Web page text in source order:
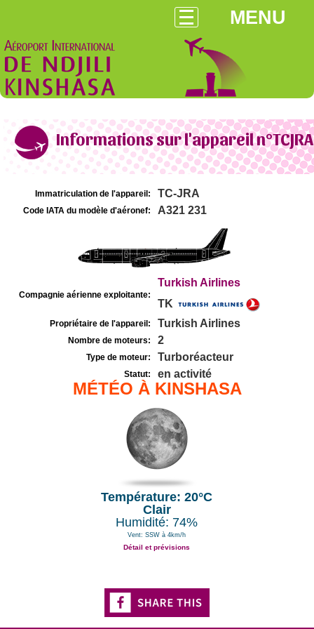
MENU
Informations sur l'appareil n°TCJRA
Immatriculation de l'appareil: TC-JRA
Code IATA du modèle d'aéronef: A321 231
Compagnie aérienne exploitante:
Turkish Airlines
TK
Propriétaire de l'appareil: Turkish Airlines
Nombre de moteurs: 2
Type de moteur: Turboréacteur
Statut: en activité
MÉTÉO À KINSHASA
Température: 20°C
Clair
Humidité: 74%
Vent: SSW à 4km/h
Détail et prévisions